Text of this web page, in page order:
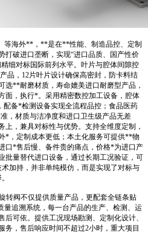
等海外**，**是在**性能、制造品控、定制
破进口垄断，实现“进口品质、国产性价
细对标国际前列水平。叶片与腔体间隙控
品，12片叶片设计确保高密封，防卡料结
选**耐磨材质，寿命媲美进口耐磨型产品，
面，执行*。采用精密数控加工设备，腔体
配备*检测设备实现全流程品控；食品医药
，材质与洁净度和进口卫生级产品无差
，兼具对标性与优势。支持全维度定制，
*，定制成本更低；本土化服务可提供**物
口*售后慢、备件贵的痛点，价格*为进口产
批量替代进口设备，通过长期工况验证，可
加持，并非单纯模仿，而是实现了对标与
转阀不仅提供质量产品，更配套全链条贴
量追溯系统，每一台产品的生产、检测、运
可依。提供工况现场勘测、定制化设计、
务，售后响应时间不超过2小时，重大项目